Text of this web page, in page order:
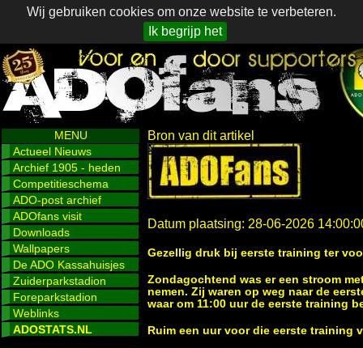
Wij gebruiken cookies om onze website te verbeteren.
Ik begrijp het
MENU
Actueel Nieuws
Archief 1905 - heden
Competitieschema
ADO-post archief
ADOfans visit
Downloads
Wallpapers
De ADO Kassahuisjes
Zuiderparkstadion
Foreparkstadion
Weblinks
ADOSTATS.NL
Bron van dit artikel
Datum plaatsing: 28-06-2026
Gezellig druk bij eerste training ter
Zondagochtend was er een stroom
nemen. Zij waren op weg naar de
waar om 11:00 uur de eerste training
Ruim een uur voor die eerste training